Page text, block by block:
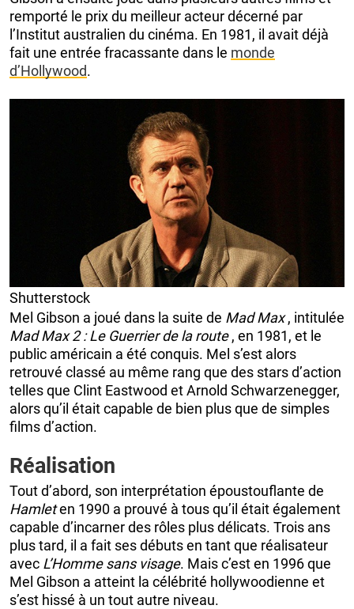
remporté le prix du meilleur acteur décerné par
l’Institut australien du cinéma. En 1981, il avait déjà
fait une entrée fracassante dans le monde
d’Hollywood.
Shutterstock
Mel Gibson a joué dans la suite de Mad Max, intitulée
Mad Max 2 : Le Guerrier de la route, en 1981, et le
public américain a été conquis. Mel s’est alors
retrouvé classé au même rang que des stars d’action
telles que Clint Eastwood et Arnold Schwarzenegger,
alors qu’il était capable de bien plus que de simples
films d’action.
Réalisation
Tout d’abord, son interprétation époustouflante de
Hamleten 1990 a prouvé à tous qu’il était également
capable d’incarner des rôles plus délicats. Trois ans
plus tard, il a fait ses débuts en tant que réalisateur
avec L’Homme sans visage. Mais c’est en 1996 que
Mel Gibson a atteint la célébrité hollywoodienne et
s’est hissé à un tout autre niveau.